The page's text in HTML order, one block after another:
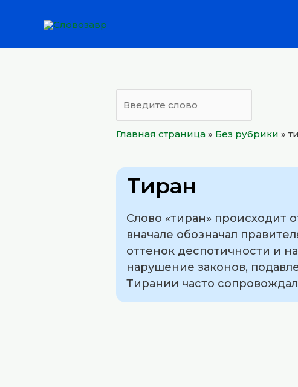
Главная страница » Без рубрики »
Тиран
Слово «тиран» происходит
вначале обозначал
оттенок деспотичности и
нарушение законов,
Тирании часто